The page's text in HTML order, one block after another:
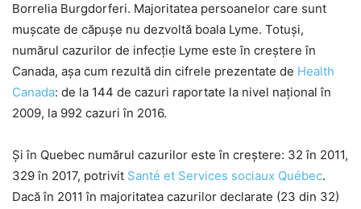
Borrelia Burgdorferi. Majoritatea persoanelor care sunt
mușcate de căpușe nu dezvoltă boala Lyme. Totuși,
numărul cazurilor de infecție Lyme este în creștere în
Canada, așa cum rezultă din cifrele prezentate de Health
Canada: de la 144 de cazuri raportate la nivel național în
2009, la 992 cazuri în 2016.
Și în Quebec numărul cazurilor este în creștere: 32 în 2011,
329 în 2017, potrivit Santé et Services sociaux Québec.
Dacă în 2011 în majoritatea cazurilor declarate (23 din 32)